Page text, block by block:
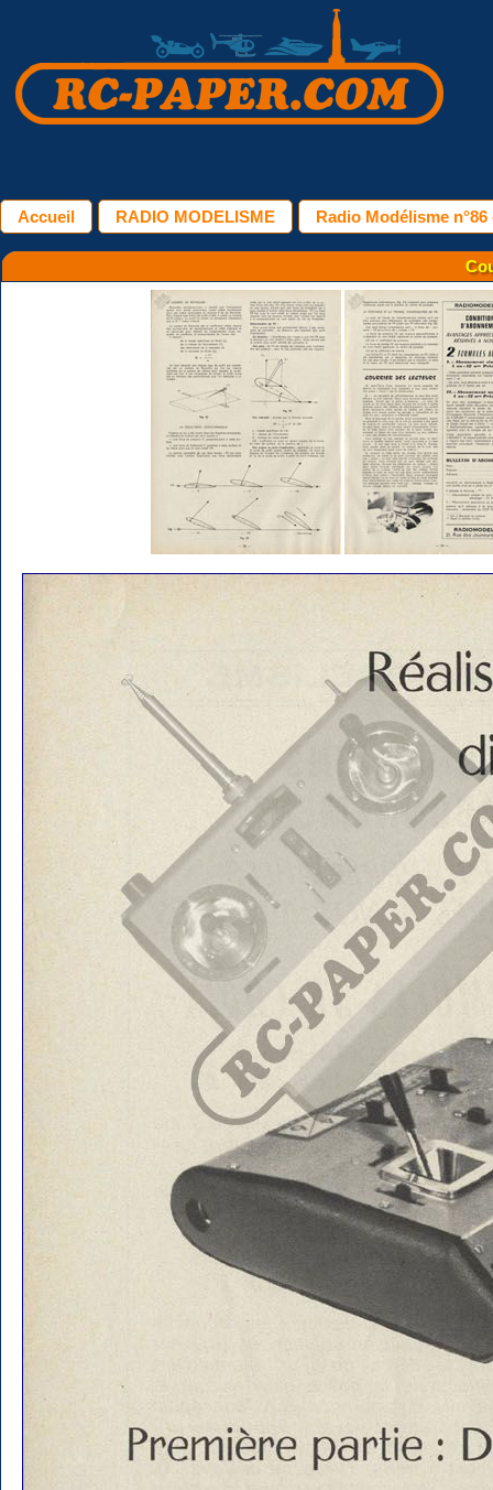
Accueil RADIO MODELISME Radio Modélisme n°86